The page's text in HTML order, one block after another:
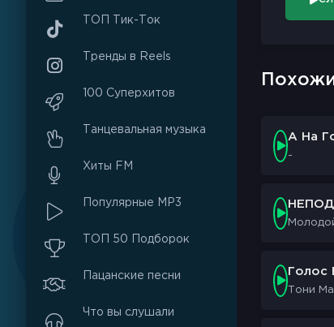
А На
-
Голос
Тони
ТОП Тик-Ток
Тренды в Reels
100 Суперхитов
Танцевальная музыка
Хиты FM
Популярные MP3
ТОП 50 Подборок
Пацанские песни
Что вы слушали